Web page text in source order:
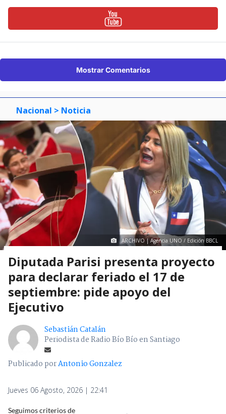
Mostrar Comentarios
Nacional > Noticia
ARCHIVO | Agencia UNO / Edición BBCL
Diputada Parisi presenta proyecto
para declarar feriado el 17 de
septiembre: pide apoyo del
Ejecutivo
Sebastián Catalán
Periodista de Radio Bío Bío en Santiago
Publicado porAntonio Gonzalez
Jueves 06 Agosto, 2026 | 22:41
Seguimos criterios de